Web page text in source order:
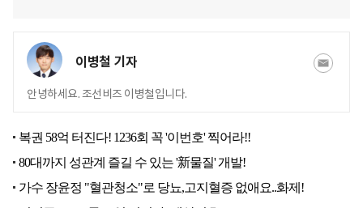
이병철 기자
안녕하세요. 조선비즈 이병철입니다.